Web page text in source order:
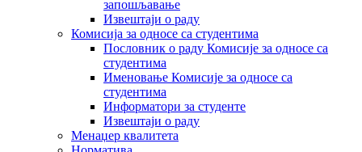
запошљавање
Извештаји о раду
Комисија за односе са студентима
Пословник о раду Комисије за односе са
студентима
Именовање Комисије за односе са
студентима
Информатори за студенте
Извештаји о раду
Менаџер квалитета